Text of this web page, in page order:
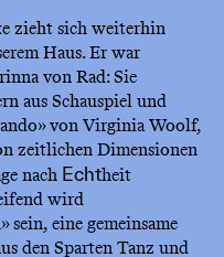
zieht sich weiterhin
Haus. Er war
von Rad: Sie
aus Schauspiel und
von Virginia Woolf,
zeitlichen Dimensionen
nach Echtheit
wird
eine gemeinsame
den Sparten Tanz und